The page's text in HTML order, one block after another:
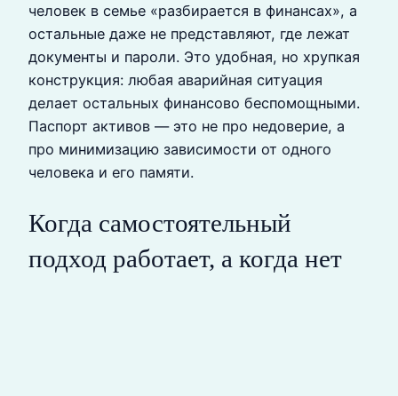
человек в семье «разбирается в финансах», а
остальные даже не представляют, где лежат
документы и пароли. Это удобная, но хрупкая
конструкция: любая аварийная ситуация
делает остальных финансово беспомощными.
Паспорт активов — это не про недоверие, а
про минимизацию зависимости от одного
человека и его памяти.
Когда самостоятельный
подход работает, а когда нет